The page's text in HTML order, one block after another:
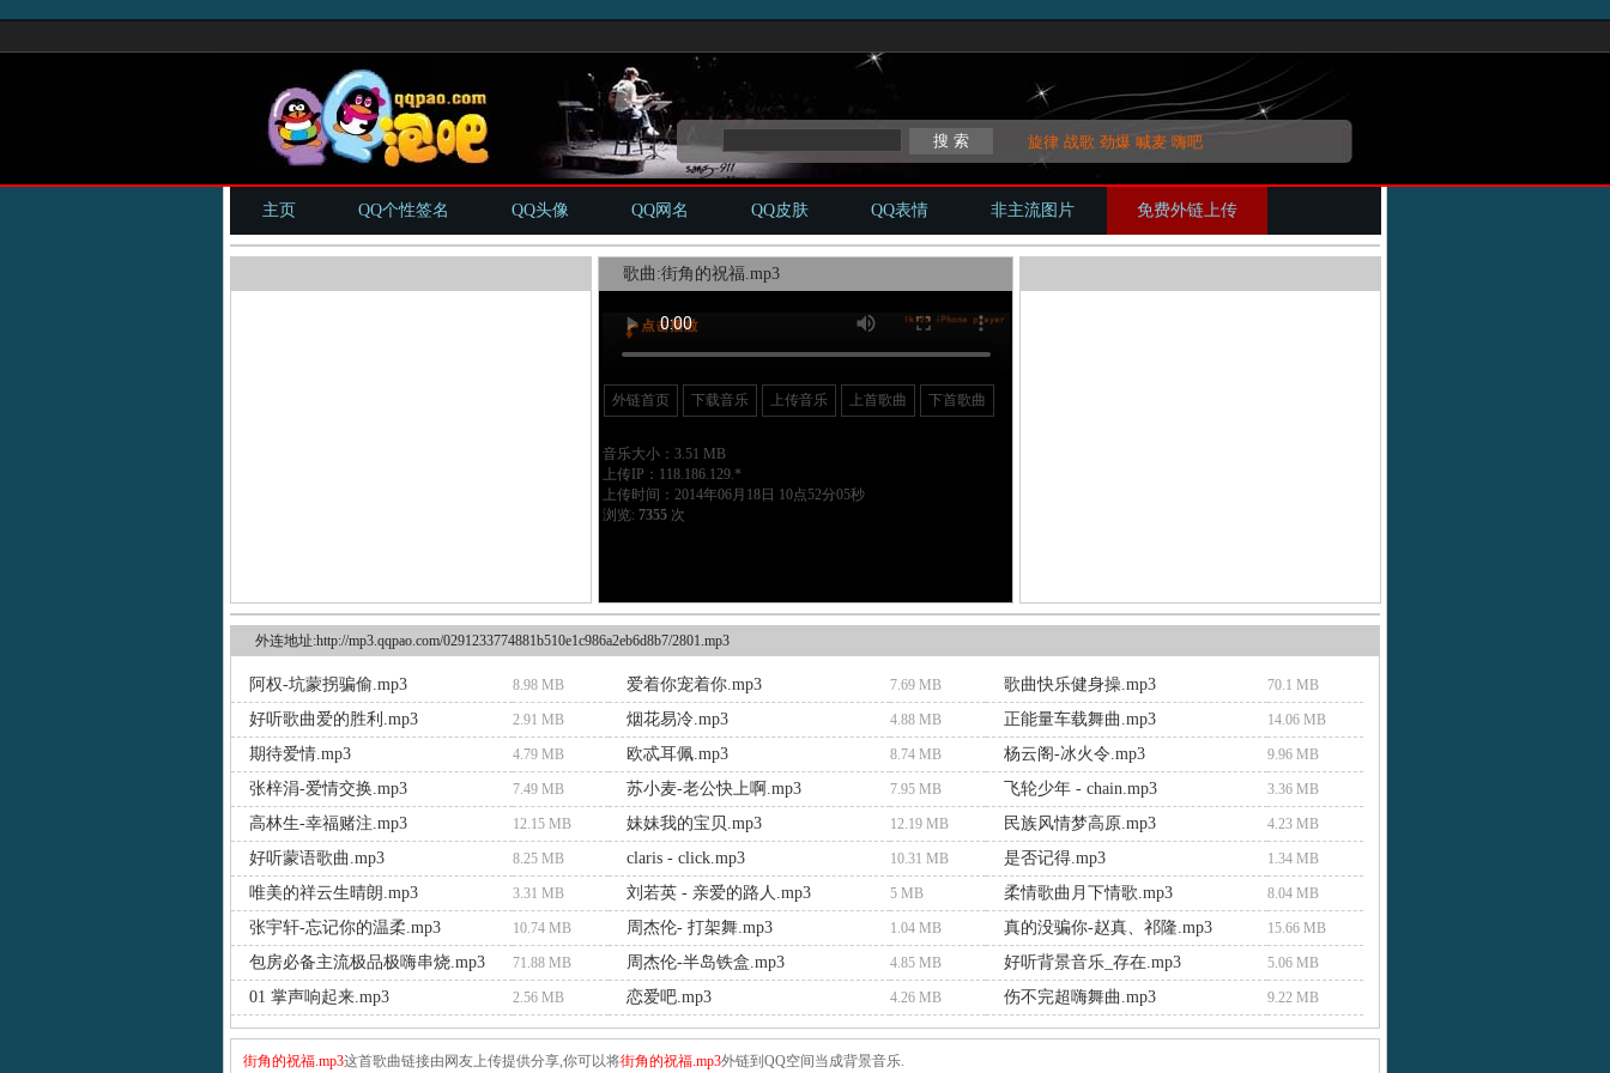
旋律 战歌 劲爆 喊麦 嗨吧
主页 QQ个性签名 QQ头像 QQ网名 QQ皮肤 QQ表情 非主流图片 免费外链上传
歌曲:街角的祝福.mp3
外链首页 下载音乐 上传音乐 上首歌曲 下首歌曲
音乐大小：3.51 MB
上传IP：118.186.129.*
上传时间：2014年06月18日 10点52分05秒
浏览: 7355次
外连地址:http://mp3.qqpao.com/0291233774881b510e1c986a2eb6d8b7/2801.mp3
阿权-坑蒙拐骗偷.mp3 8.98 MB 爱着你宠着你.mp3 7.69 MB 歌曲快乐健身操.mp3 70.1 MB
好听歌曲爱的胜利.mp3 2.91 MB 烟花易冷.mp3 4.88 MB 正能量车载舞曲.mp3 14.06 MB
期待爱情.mp3 4.79 MB 欧忒耳佩.mp3 8.74 MB 杨云阁-冰火令.mp3 9.96 MB
张梓涓-爱情交换.mp3 7.49 MB 苏小麦-老公快上啊.mp3 7.95 MB 飞轮少年 - chain.mp3 3.36 MB
高林生-幸福赌注.mp3 12.15 MB 妹妹我的宝贝.mp3 12.19 MB 民族风情梦高原.mp3 4.23 MB
好听蒙语歌曲.mp3 8.25 MB claris - click.mp3 10.31 MB 是否记得.mp3 1.34 MB
唯美的祥云生晴朗.mp3 3.31 MB 刘若英 - 亲爱的路人.mp3 5 MB 柔情歌曲月下情歌.mp3 8.04 MB
张宇轩-忘记你的温柔.mp3 10.74 MB 周杰伦- 打架舞.mp3 1.04 MB 真的没骗你-赵真、祁隆.mp3 15.66 MB
包房必备主流极品极嗨串烧.mp3 71.88 MB 周杰伦-半岛铁盒.mp3 4.85 MB 好听背景音乐_存在.mp3 5.06 MB
01 掌声响起来.mp3 2.56 MB 恋爱吧.mp3 4.26 MB 伤不完超嗨舞曲.mp3 9.22 MB
街角的祝福.mp3这首歌曲链接由网友上传提供分享,你可以将街角的祝福.mp3外链到QQ空间当成背景音乐.